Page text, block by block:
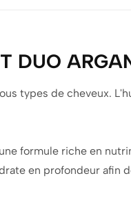
DUO
types de cheveux.
formule riche en
en profondeur afin